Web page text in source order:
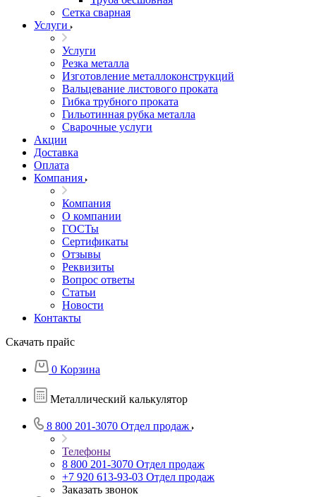
Сетка сварная
Услуги
Услуги
Резка металла
Изготовление металлоконструкций
Вальцевание листового проката
Гибка трубного проката
Гильотинная рубка металла
Сварочные услуги
Акции
Доставка
Оплата
Компания
Компания
О компании
ГОСТы
Сертификаты
Отзывы
Реквизиты
Вопрос ответы
Статьи
Новости
Контакты
Скачать прайс
0 Корзина
Металлический калькулятор
8 800 201-3070 Отдел продаж
Телефоны
8 800 201-3070 Отдел продаж
+7 920 613-93-03 Отдел продаж
Заказать звонок